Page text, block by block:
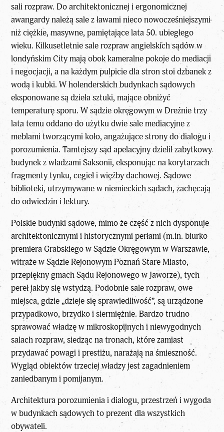
sali rozpraw. Do architektonicznej i ergonomicznej
awangardy należą sale z ławami nieco nowocześniejszymi
niż ciężkie, masywne, pamiętające lata 50. ubiegłego
wieku. Kilkusetletnie sale rozpraw angielskich sądów w
londyńskim City mają obok kameralne pokoje do mediacji
i negocjacji, a na każdym pulpicie dla stron stoi dzbanek z
wodą i kubki. W holenderskich budynkach sądowych
eksponowane są dzieła sztuki, mające obniżyć
temperaturę sporu. W sądzie okręgowym w Dreźnie trzy
lata temu oddano do użytku dwie sale mediacyjne z
meblami tworzącymi koło, angażujące strony do dialogu i
porozumienia. Tamtejszy sąd apelacyjny dzielił zabytkowy
budynek z władzami Saksonii, eksponując na korytarzach
fragmenty tynku, cegieł i więźby dachowej. Sądowe
biblioteki, utrzymywane w niemieckich sądach, zachęcają
do odwiedzin i lektury.
Polskie budynki sądowe, mimo że część z nich dysponuje
architektonicznymi i historycznymi perłami (m.in. biurko
premiera Grabskiego w Sądzie Okręgowym w Warszawie,
witraże w Sądzie Rejonowym Poznań Stare Miasto,
przepiękny gmach Sądu Rejonowego w Jaworze), tych
pereł jakby się wstydzą. Podobnie sale rozpraw, owe
miejsca, gdzie „dzieje się sprawiedliwość”, są urządzone
przypadkowo, brzydko i siermiężnie. Bardzo trudno
sprawować władzę w mikroskopijnych i niewygodnych
salach rozpraw, siedząc na tronach, które zamiast
przydawać powagi i prestiżu, narażają na śmieszność.
Wygląd obiektów trzeciej władzy jest zagadnieniem
zaniedbanym i pomijanym.
Architektura porozumienia i dialogu, przestrzeń i wygoda
w budynkach sądowych to prezent dla wszystkich
obywateli.